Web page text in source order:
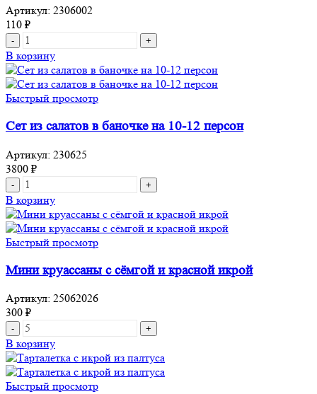
говядины
Артикул: 2306002
110 ₽
Количество
товара
Канапе
с
салями
моцареллой
В корзину
Быстрый просмотр
Сет из салатов в баночке на 10-12 персон
Артикул: 230625
3800 ₽
Количество
товара
Сет
из
салатов
баночке
10-
12
персон
В корзину
Быстрый просмотр
Мини круассаны с сёмгой и красной икрой
Артикул: 25062026
300 ₽
Количество
товара
Мини
круассаны
с
В корзину
Быстрый просмотр